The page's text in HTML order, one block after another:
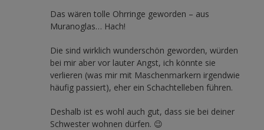
Das wären tolle Ohrringe geworden – aus
Muranoglas… Hach!
Die sind wirklich wunderschön geworden, würden
bei mir aber vor lauter Angst, ich könnte sie
verlieren (was mir mit Maschenmarkern irgendwie
häufig passiert), eher ein Schachtelleben führen.
Deshalb ist es wohl auch gut, dass sie bei deiner
Schwester wohnen dürfen. 😉